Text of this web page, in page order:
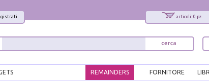
articoli: 0 pz.
FORNITORE
REMAINDERS